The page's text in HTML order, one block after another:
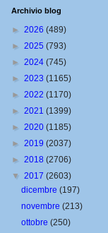
Archivio blog
► 2026 (489)
► 2025 (793)
► 2024 (745)
► 2023 (1165)
► 2022 (1170)
► 2021 (1399)
► 2020 (1185)
► 2019 (2037)
► 2018 (2706)
▼ 2017 (2603)
dicembre(197)
novembre(213)
ottobre(250)